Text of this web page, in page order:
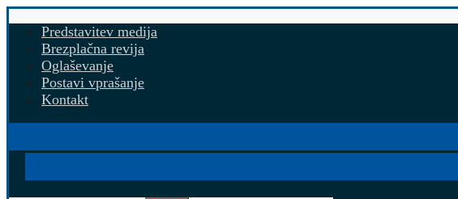
Predstavitev medija
Brezplačna revija
Oglaševanje
Postavi vprašanje
Kontakt